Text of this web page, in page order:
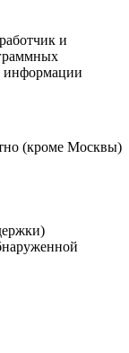
и
информации
(кроме Москвы)